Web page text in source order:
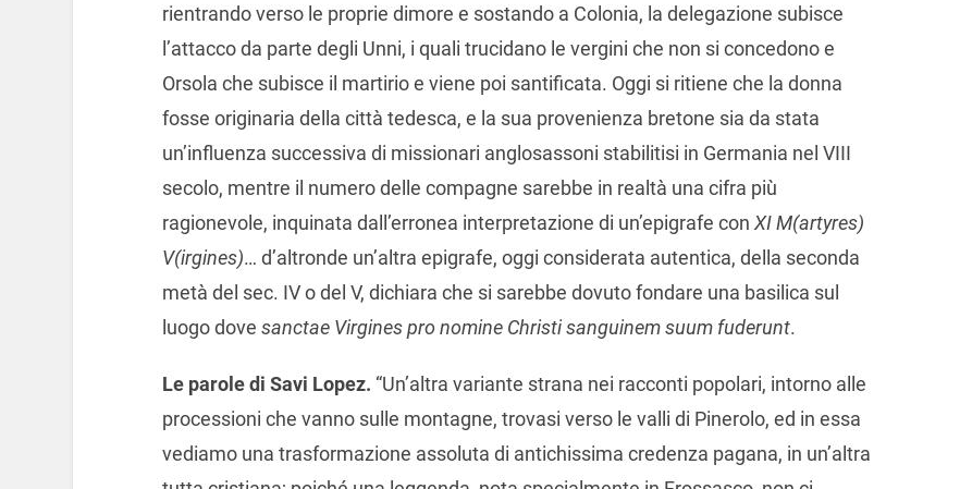
rientrando verso le proprie dimore e sostando a Colonia, la delegazione subisce
l’attacco da parte degli Unni, i quali trucidano le vergini che non si concedono e
Orsola che subisce il martirio e viene poi santificata. Oggi si ritiene che la donna
fosse originaria della città tedesca, e la sua provenienza bretone sia da stata
un’influenza successiva di missionari anglosassoni stabilitisi in Germania nel VIII
secolo, mentre il numero delle compagne sarebbe in realtà una cifra più
ragionevole, inquinata dall’erronea interpretazione di un’epigrafe con XI M(artyres)
V(irgines)… d’altronde un’altra epigrafe, oggi considerata autentica, della seconda
metà del sec. IV o del V, dichiara che si sarebbe dovuto fondare una basilica sul
luogo dove sanctae Virgines pro nomine Christi sanguinem suum fuderunt.
Le parole di Savi Lopez. “Un’altra variante strana nei racconti popolari, intorno alle
processioni che vanno sulle montagne, trovasi verso le valli di Pinerolo, ed in essa
vediamo una trasformazione assoluta di antichissima credenza pagana, in un’altra